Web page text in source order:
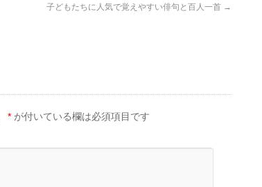
子どもたちに人気で覚えやすい俳句と百人一首 →
* が付いている欄は必須項目です